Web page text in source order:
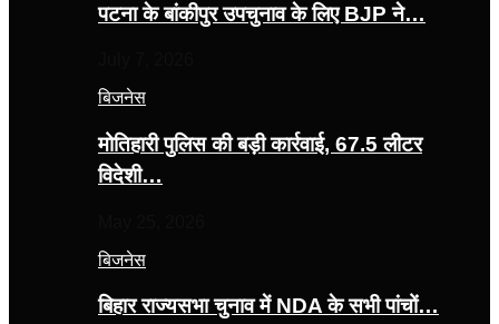
पटना के बांकीपुर उपचुनाव के लिए BJP ने…
बिजनेस
मोतिहारी पुलिस की बड़ी कार्रवाई, 67.5 लीटर
विदेशी…
बिजनेस
बिहार राज्यसभा चुनाव में NDA के सभी पांचों…